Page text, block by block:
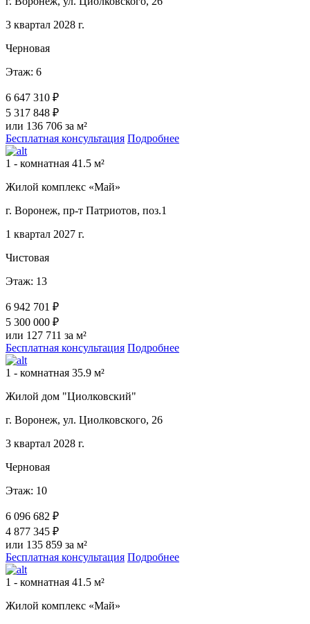
3 квартал 2028 г.
Черновая
Этаж: 6
6 647 310 ₽
5 317 848 ₽
или 136 706 за м²
Бесплатная консультация Подробнее
1 - комнатная 41.5 м²
Жилой комплекс «Май»
г. Воронеж, пр-т Патриотов, поз.1
1 квартал 2027 г.
Чистовая
Этаж: 13
6 942 701 ₽
5 300 000 ₽
или 127 711 за м²
Бесплатная консультация Подробнее
1 - комнатная 35.9 м²
Жилой дом "Циолковский"
г. Воронеж, ул. Циолковского, 26
3 квартал 2028 г.
Черновая
Этаж: 10
6 096 682 ₽
4 877 345 ₽
или 135 859 за м²
Бесплатная консультация Подробнее
1 - комнатная 41.5 м²
Жилой комплекс «Май»